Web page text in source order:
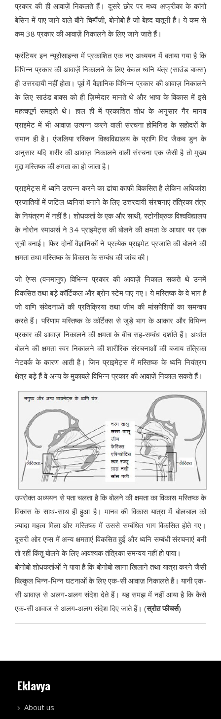
प्रकार की ही आवाज़ें निकलते हैं। दूसरे छोर पर मध्य अफ्रीका के कांगो
बेसिन में पाए जाने वाले बौने चिम्पैंज़ी, बोनोबो हैं जो बेहद बातूनी हैं। ये कम से
कम 38 प्रकार की आवाज़ें निकालने के लिए जाने जाते हैं।
फ्रंटियर इन न्यूरोसाइन्स में प्रकाशित एक नए अध्ययन में बताया गया है कि
विभिन्न प्रकार की आवाज़ें निकालने के लिए केवल ध्वनि यंत्र (साउंड बाक्स)
ही उत्तरदायी नहीं होता। पूर्व में वैज्ञानिक विभिन्न प्रकार की आवाज़ निकालने
के लिए साउंड बाक्स को ही ज़िम्मेदार मानते थे और भाषा के विकास में इसे
महत्वपूर्ण समझते थे। हाल ही में प्रकाशित शोध के अनुसार गैर मानव
प्राइमेट में भी आवाज़ उत्पन्न करने वाली संरचना होमिनिड के सहोदरों के
समान ही है। एंजलिया रस्किन विश्वविद्यालय के प्राणि विद जैकब डुन के
अनुसार यदि शरीर की आवाज़ निकालने वाली संरचना एक जैसी है तो मुख्य
मुद्दा मस्तिष्क की क्षमता का हो जाता है।
प्राइमेट्स में ध्वनि उत्पन्न करने का ढांचा काफी विकसित है लेकिन अधिकांश
प्रजातियों में जटिल ध्वनियां बनाने के लिए उत्तरदायी संरचनाएं तंत्रिका तंत्र
के नियंत्रण में नहीं है। शोधकर्ता के एक और साथी, स्टोनीब्रुक विश्वविद्यालय
के नोरोन स्माअर्स ने 34 प्राइमेट्स की बोलने की क्षमता के आधार पर एक
सूची बनाई। फिर दोनों वैज्ञानिकों ने प्रत्येक प्राइमेट प्रजाति की बोलने की
क्षमता तथा मस्तिष्क के विकास के सम्बंध की जांच की।
जो ऐप्स (वनमानुष) विभिन्न प्रकार की आवाज़ें निकाल सकते थे उनमें
विकसित तथा बड़े कॉर्टिकल और ब्रोन स्टेम पाए गए। ये मस्तिष्क के वे भाग हैं
जो वाणि संवेदनाओं की प्रतिक्रिया तथा जीभ की मांसपेशियों का समन्वय
करते हैं। परिणाम मस्तिष्क के कॉर्टेक्स से जुड़े भाग के आकार और विभिन्न
प्रकार की आवाज़ निकालने की क्षमता के बीच सह-सम्बंंध दर्शाते हैं। अर्थात
बोलने की क्षमता स्वर निकालने की शारीरिक संरचनाओं की बजाय तंत्रिका
नेटवर्क के कारण आती है। जिन प्राइमेट्स में मस्तिष्क के ध्वनि नियंत्रण
क्षेत्र बड़े हैं वे अन्य के मुकाबले विभिन्न प्रकार की आवाज़ें निकाल सकते हैं।
उपरोक्त अध्ययन से पता चलता है कि बोलने की क्षमता का विकास मस्तिष्क के
विकास के साथ-साथ ही हुआ है। मानव की विकास यात्रा में बोलचाल को
ज़्यादा महत्व मिला और मस्तिष्क में उससे सम्बंधित भाग विकसित होते गए।
दूसरी ओर एप्स में अन्य क्षमताएं विकसित हुईं और ध्वनि सम्बंधी संरचनाएं बनी
तो रहीं किंतु बोलने के लिए आवश्यक तंत्रिका समन्वय नहीं हो पाया।
बोनोबो शोधकर्ताओं ने पाया है कि बोनोबो खाना खिलाने तथा यात्रा करने जैसी
बिल्कुल भिन्न-भिन्न घटनाओं के लिए एक-सी आवाज़ निकालते हैं। यानी एक-
सी आवाज़ से अलग-अलग संदेश देते हैं। यह समझ में नहीं आया है कि कैसे
एक-सी आवाज से अलग-अलग संदेश दिए जाते हैं। (स्रोत फीचर्स)
Eklavya
About us